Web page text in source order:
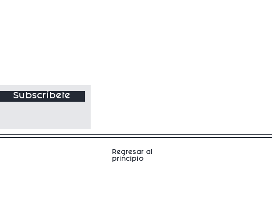
Subscríbete
Regresar al
principio